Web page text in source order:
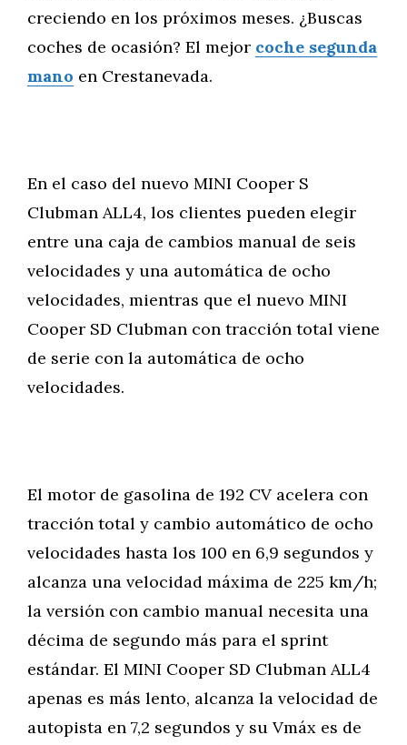
creciendo en los próximos meses. ¿Buscas
coches de ocasión? El mejor coche segunda
mano en Crestanevada.
En el caso del nuevo MINI Cooper S
Clubman ALL4, los clientes pueden elegir
entre una caja de cambios manual de seis
velocidades y una automática de ocho
velocidades, mientras que el nuevo MINI
Cooper SD Clubman con tracción total viene
de serie con la automática de ocho
velocidades.
El motor de gasolina de 192 CV acelera con
tracción total y cambio automático de ocho
velocidades hasta los 100 en 6,9 segundos y
alcanza una velocidad máxima de 225 km/h;
la versión con cambio manual necesita una
décima de segundo más para el sprint
estándar. El MINI Cooper SD Clubman ALL4
apenas es más lento, alcanza la velocidad de
autopista en 7,2 segundos y su Vmáx es de